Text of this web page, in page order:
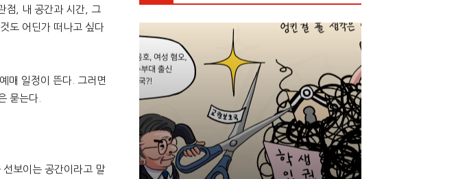
점, 내 공간과 시간, 그
도 어딘가 떠나고 싶다
매 일정이 뜬다. 그러면
묻는다.
보이는 공간이라고 말